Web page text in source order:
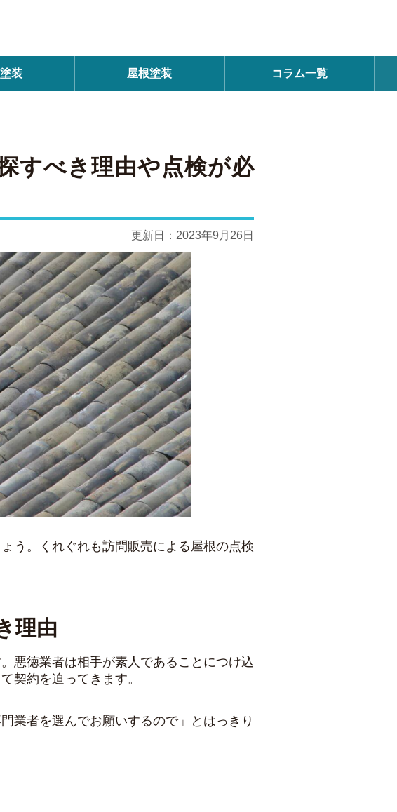
装 屋根塗装 コラム一覧
すべき理由や点検が必
更新日： 2023年9月26日
う。くれぐれも訪問販売による屋根の点検
理由
悪徳業者は相手が素人であることにつけ込
契約を迫ってきます。
業者を選んでお願いするので」とはっきり